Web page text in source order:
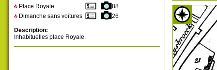
Place Royale
88
Dimanche sans voitures
26
Description:
Inhabituelles place Royale.